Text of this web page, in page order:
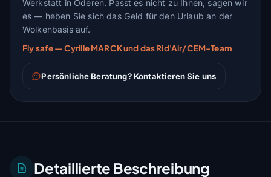
Werkstatt in Oderen. Passt es nicht zu Ihnen, sagen wir
es — heben Sie sich das Geld für den Urlaub an der
Wolkenbasis auf.
Fly safe — Cyrille MARCK und das Rid'Air/CEM-Team
Persönliche Beratung? Kontaktieren Sie uns
Detaillierte Beschreibung